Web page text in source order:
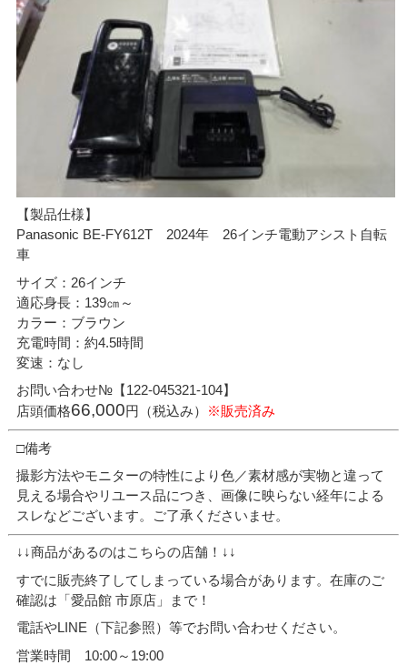
【製品仕様】
Panasonic BE-FY612T 2024年 26インチ電動アシスト自転
車
サイズ：26インチ
適応身長：139㎝～
カラー：ブラウン
充電時間：約4.5時間
変速：なし
お問い合わせ№【122-045321-104】
店頭価格66,000円（税込み） ※販売済み
□備考
撮影方法やモニターの特性により色／素材感が実物と違って
見える場合やリユース品につき、画像に映らない経年による
スレなどございます。ご了承くださいませ。
↓↓商品があるのはこちらの店舗！↓↓
すでに販売終了してしまっている場合があります。在庫のご
確認は「愛品館 市原店」まで！
電話やLINE（下記参照）等でお問い合わせください。
営業時間 10:00～19:00